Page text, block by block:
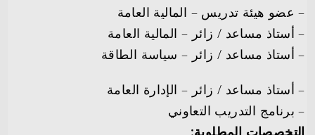
– عضو هيئة تدريس – المالية العامة
– أستاذ مساعد / زائر – المالية العامة
– أستاذ مساعد / زائر – سياسة الطاقة
– أستاذ مساعد / زائر – الإدارة العامة
– برنامج التدريب التعاوني
التخصصات المطلوبة: